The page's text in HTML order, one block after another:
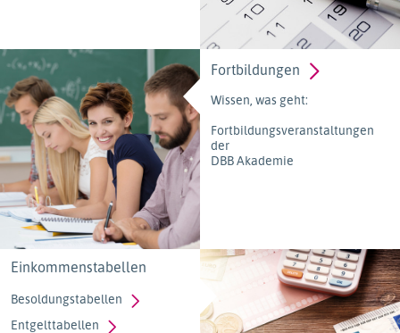
Fortbildungen
Wissen, was geht:
Fortbildungsveranstaltungen
der
DBB Akademie
Einkommenstabellen
Besoldungstabellen
Entgelttabellen